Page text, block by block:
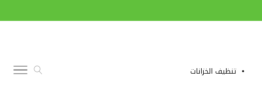
تنظيف الخزانات